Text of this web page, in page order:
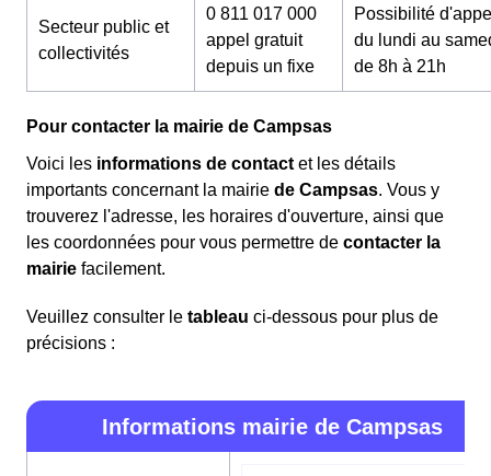
Secteur public et
collectivités
0 811 017 000
appel gratuit
depuis un fixe
Possibilité
du lundi au
de 8h à 21h
Pour contacter la mairie de Campsas
Voici les informations de contact et les détails
importants concernant la mairie de Campsas. Vous y
trouverez l'adresse, les horaires d'ouverture, ainsi que
les coordonnées pour vous permettre de contacter la
mairie facilement.
Veuillez consulter le tableau ci-dessous pour plus de
précisions :
Informations mairie de Campsas